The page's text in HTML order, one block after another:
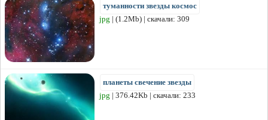
туманности звезды космос
jpg | (1.2Mb) | скачали: 309
планеты свечение звезды
jpg | 376.42Kb | скачали: 233